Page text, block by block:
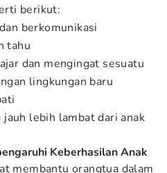
berikut:
berkomunikasi
tahu
dan mengingat sesuatu
lingkungan baru
jauh lebih lambat dari anak
Keberhasilan Anak
membantu orangtua dalam